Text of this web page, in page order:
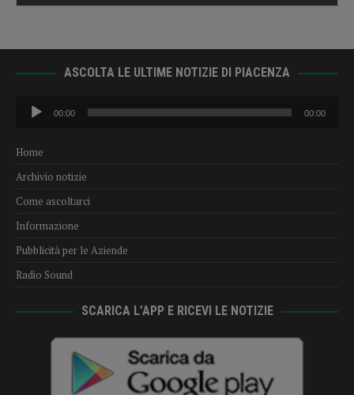
ASCOLTA LE ULTIME NOTIZIE DI PIACENZA
Audio
Player
00:00 00:00
Home
Archivio notizie
Come ascoltarci
Informazione
Pubblicità per le Aziende
Radio Sound
SCARICA L’APP E RICEVI LE NOTIZIE